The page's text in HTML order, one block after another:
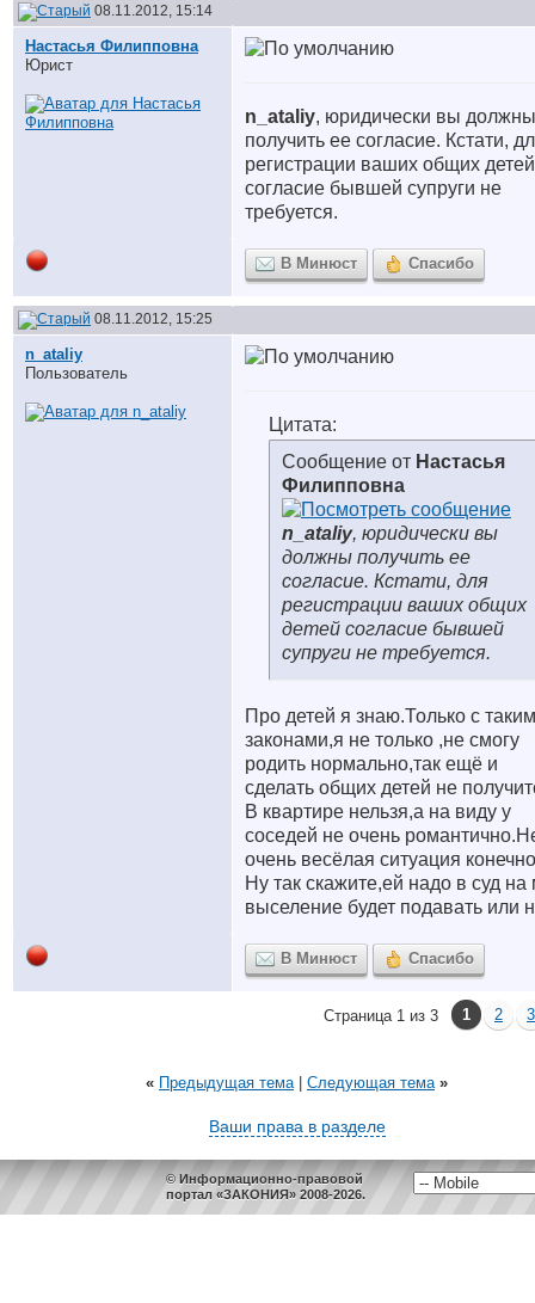
08.11.2012, 15:14
Настасья Филипповна
Юрист
n_ataliy, юридически вы должны
получить ее согласие. Кстати,
регистрации ваших общих детей
согласие бывшей супруги не
требуется.
В Минюст Спасибо
08.11.2012, 15:25
n_ataliy
Пользователь
Цитата:
Сообщение от Настасья
Филипповна
n_ataliy, юридически вы
должны получить ее
согласие. Кстати, для
регистрации ваших общих
детей согласие бывшей
супруги не требуется.
Про детей я знаю.Только с
законами,я не только ,не смогу
родить нормально,так ещё и
сделать общих детей не
В квартире нельзя,а на виду у
соседей не очень
очень весёлая ситуация
Ну так скажите,ей надо в суд на
выселение будет подавать или
В Минюст Спасибо
Страница 1 из 3 1 2 3
« Предыдущая тема| Следующая тема »
Ваши права в разделе
© Информационно-правовой
портал «ЗАКОНИЯ» 2008-2026.